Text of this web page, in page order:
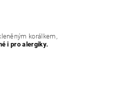
korálkem,
i pro alergiky.